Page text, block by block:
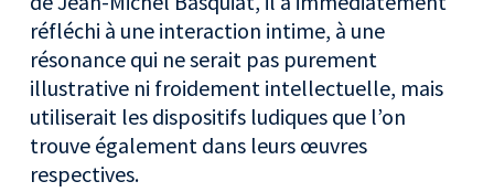
réfléchi à une interaction intime, à une
résonance qui ne serait pas purement
illustrative ni froidement intellectuelle, mais
utiliserait les dispositifs ludiques que l’on
trouve également dans leurs œuvres
respectives.